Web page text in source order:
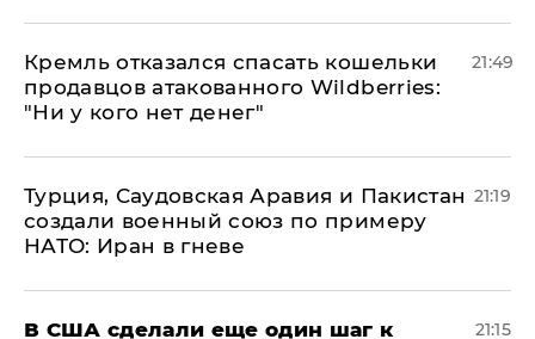
Кремль отказался спасать кошельки
продавцов атакованного Wildberries:
"Ни у кого нет денег"
21:49
Турция, Саудовская Аравия и Пакистан
создали военный союз по примеру
НАТО: Иран в гневе
21:19
В США сделали еще один шаг к 21:15